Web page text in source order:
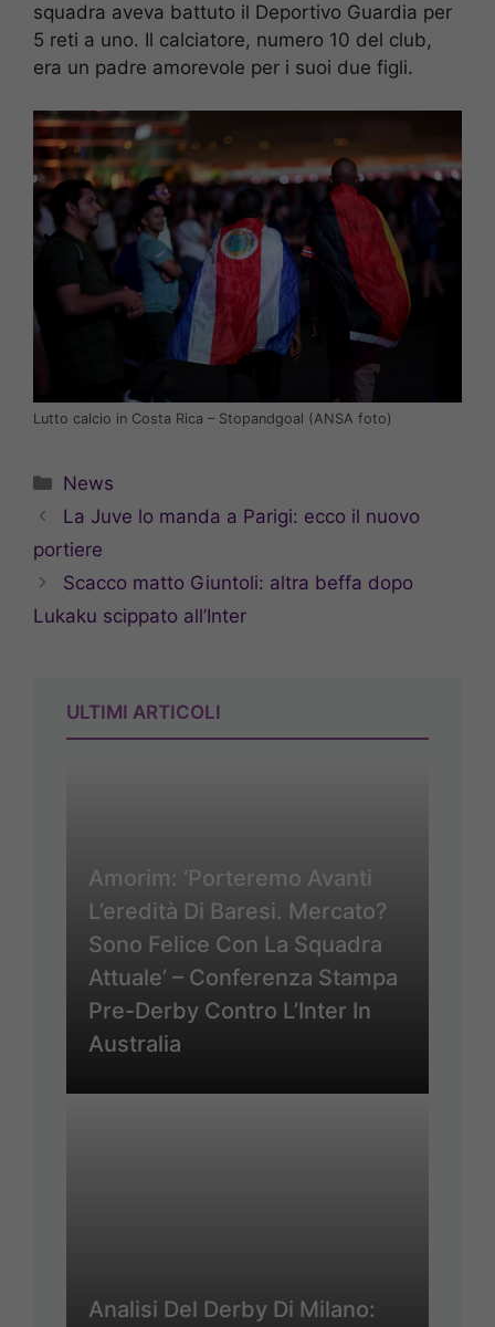
squadra aveva battuto il Deportivo Guardia per
5 reti a uno. Il calciatore, numero 10 del club,
era un padre amorevole per i suoi due figli.
Lutto calcio in Costa Rica – Stopandgoal (ANSA foto)
Categorie
News
La Juve lo manda a Parigi: ecco il nuovo
portiere
Scacco matto Giuntoli: altra beffa dopo
Lukaku scippato all’Inter
ULTIMI ARTICOLI
Amorim: ‘Porteremo Avanti
L’eredità Di Baresi. Mercato?
Sono Felice Con La Squadra
Attuale’ – Conferenza Stampa
Pre-Derby Contro L’Inter In
Australia
Analisi Del Derby Di Milano: